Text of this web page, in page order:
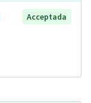
Acceptada